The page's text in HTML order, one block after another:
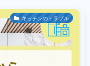
キッチンのトラブル